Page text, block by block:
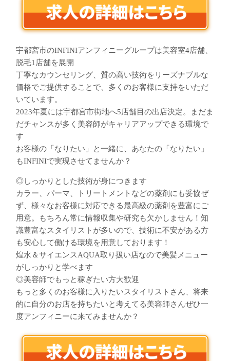
宇都宮市のINFINIアンフィニーグループは美容室4店舗、
脱毛1店舗を展開
丁寧なカウンセリング、質の高い技術をリーズナブルな
価格でご提供することで、多くのお客様に支持をいただ
いています。
2023年夏には宇都宮市街地へ5店舗目の出店決定。まだま
だチャンスが多く美容師がキャリアアップできる環境で
す
お客様の「なりたい」と一緒に、あなたの「なりたい」
もINFINIで実現させてませんか？
◎しっかりとした技術が身につきます
カラー、パーマ、トリートメントなどの薬剤にも妥協ぜ
ず、様々なお客様に対応できる最高級の薬剤を豊富にご
用意。もちろん常に情報収集や研究も欠かしません！知
識豊富なスタイリストが多いので、技術に不安がある方
も安心して働ける環境を用意しております！
煌水＆サイエンスAQUA取り扱い店なので美髪メニュー
がしっかりと学べます
◎美容師でもっと稼ぎたい方大歓迎
もっと多くのお客様に入りたいスタイリストさん、将来
的に自分のお店を持ちたいと考えてる美容師さんぜひ一
度アンフィニーに来てみませんか？